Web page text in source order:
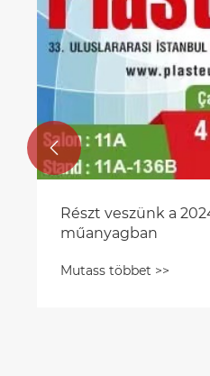
Részt veszünk a
műanyagban
Mutass többet >>
